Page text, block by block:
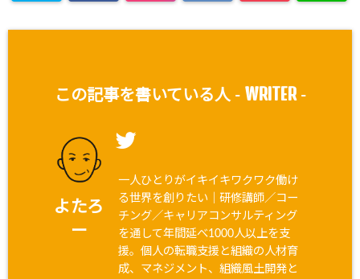
この記事を書いている人 - WRITER-
よたろ
ー
一人ひとりがイキイキワクワク働け
る世界を創りたい｜研修講師／コー
チング／キャリアコンサルティング
を通して年間延べ1000人以上を支
援。個人の転職支援と組織の人材育
成、マネジメント、組織風土開発と